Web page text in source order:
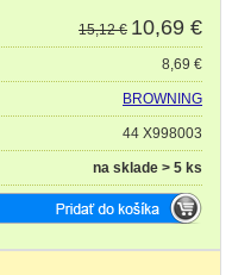
15,12 € 10,69 €
8,69 €
BROWNING
44 X998003
na sklade > 5 ks